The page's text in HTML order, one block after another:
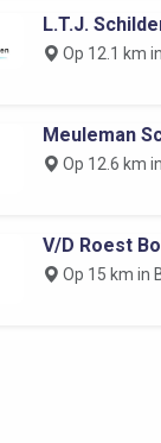
L.T.J.
Op 12.1 km
Meuleman
Op 12.6 km
V/D Roest
Op 15 km in